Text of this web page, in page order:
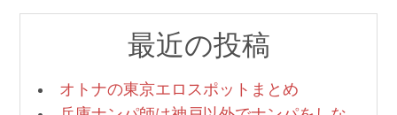
最近の投稿
オトナの東京エロスポットまとめ